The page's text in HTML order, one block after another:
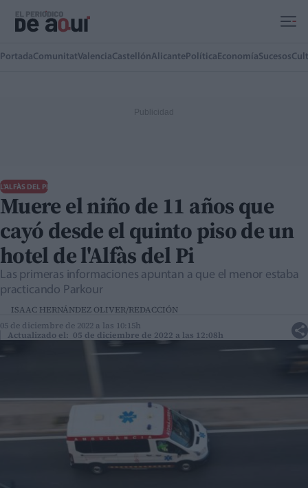
PortadaComunitatValenciaCastellónAlicante Política EconomíaSucesos
L'ALFÀS DEL PI
Muere el niño de 11 años que
cayó desde el quinto piso de un
hotel de l'Alfàs del Pi
Las primeras informaciones apuntan a que el menor estaba
practicando Parkour
ISAAC HERNÁNDEZ OLIVER/REDACCIÓN
05 de diciembre de 2022 a las 10:15h
Actualizado el: 05 de diciembre de 2022 a las 12:08h